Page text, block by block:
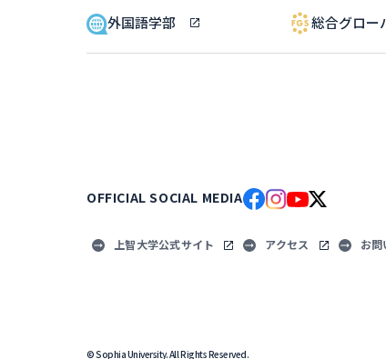
外国語学部 総合グロー
OFFICIAL SOCIAL MEDIA
上智大学公式サイト アクセス お問
© Sophia University. All Rights Reserved.